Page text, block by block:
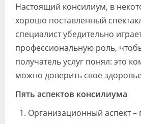
Настоящий консилиум, в
хорошо поставленный
специалист убедительно
профессиональную роль,
получатель услуг понял: это
можно доверить свое
Пять аспектов консилиума
Организационный аспект –